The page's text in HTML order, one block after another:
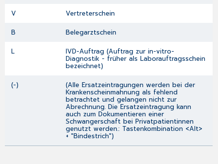
Ausgestellt
Entbindung/letzte
Eingeschr.
Leistungsanspruch
Überweisung
Überweisung
an
V Vertreterschein
B Belegarztschein
L IVD-Auftrag (Auftrag zur in-vitro-
Diagnostik - früher als Laborauftragsschein
bezeichnet)
(-) (Alle Ersatzeintragungen werden bei der
Krankenscheinmahnung als fehlend
betrachtet und gelangen nicht zur
Abrechnung. Die Ersatzeintragung kann
auch zum Dokumentieren einer
Schwangerschaft bei Privatpatientinnen
genutzt werden.: Tastenkombination <Alt>
+ "Bindestrich")